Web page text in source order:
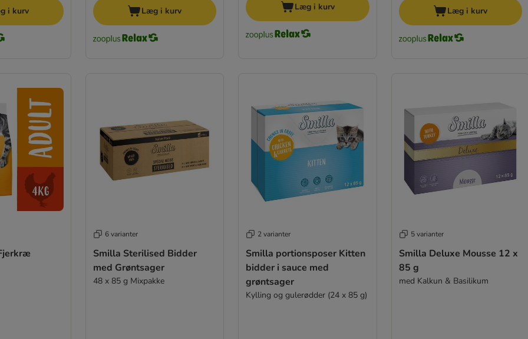
i kurv Læg i kurv Læg i kurv Læg i kurv
6 varianter
Smilla Sterilised Bidder
med Grøntsager
48 x 85 g Mixpakke
2 varianter
Smilla portionsposer Kitten
bidder i sauce med
grøntsager
Kylling og gulerødder (24 x 85 g)
5 varianter
Smilla Deluxe Mousse 12 x
85 g
med Kalkun & Basilikum